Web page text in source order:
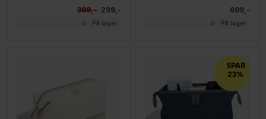
399,- 299,-
På lager
699,-
På lager
SPAR
23%